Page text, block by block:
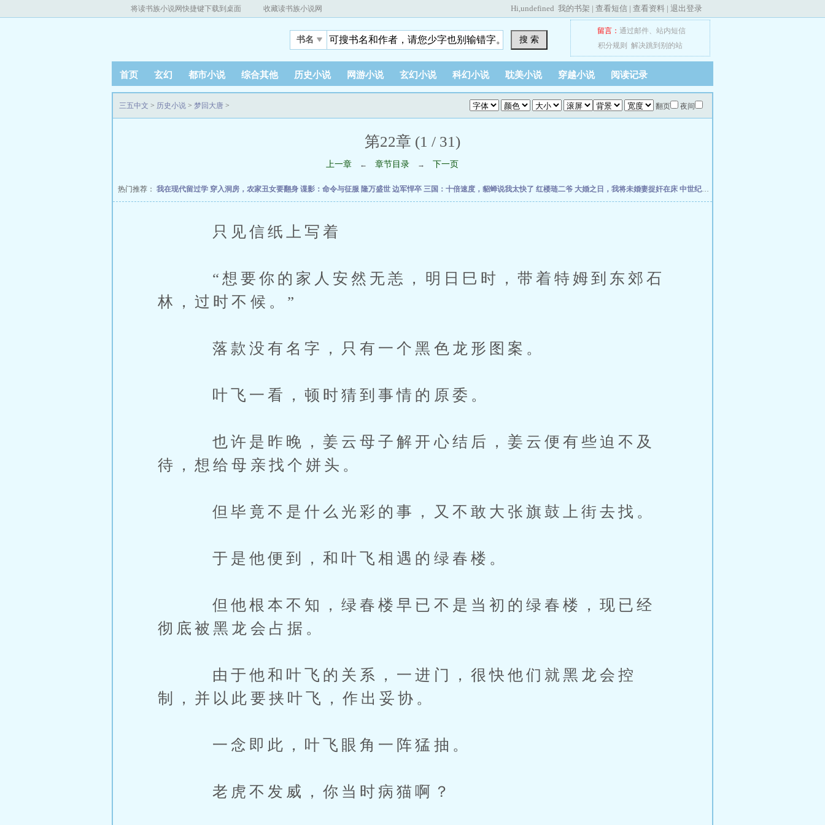
将读书族小说网快捷键下载到桌面 收藏读书族小说网 Hi,undefined 我的书架 | 查看短信 | 查看资料 | 退出登录
书名 搜 索
留言： 通过邮件、 站内短信
积分规则
解决跳到别的站
首页 玄幻 都市小说 综合其他 历史小说 网游小说 玄幻小说 科幻小说 耽美小说 穿越小说 阅读记录
翻页 夜间
三五中文 > 历史小说 > 梦回大唐 >
第22章 (1 / 31)
上一章 ← 章节目录 → 下一页
热门推荐： 我在现代留过学 穿入洞房，农家丑女要翻身 谍影：命令与征服 隆万盛世 边军悍卒 三国：十倍速度，貂蝉说我太快了 红楼琏二爷 大婚之日，我将未婚妻捉奸在床 中世纪崛起
只见信纸上写着
“想要你的家人安然无恙，明日巳时，带着特姆到东郊石
林，过时不候。”
落款没有名字，只有一个黑色龙形图案。
叶飞一看，顿时猜到事情的原委。
也许是昨晚，姜云母子解开心结后，姜云便有些迫不及
待，想给母亲找个姘头。
但毕竟不是什么光彩的事，又不敢大张旗鼓上街去找。
于是他便到，和叶飞相遇的绿春楼。
但他根本不知，绿春楼早已不是当初的绿春楼，现已经
彻底被黑龙会占据。
由于他和叶飞的关系，一进门，很快他们就黑龙会控
制，并以此要挟叶飞，作出妥协。
一念即此，叶飞眼角一阵猛抽。
老虎不发威，你当时病猫啊？